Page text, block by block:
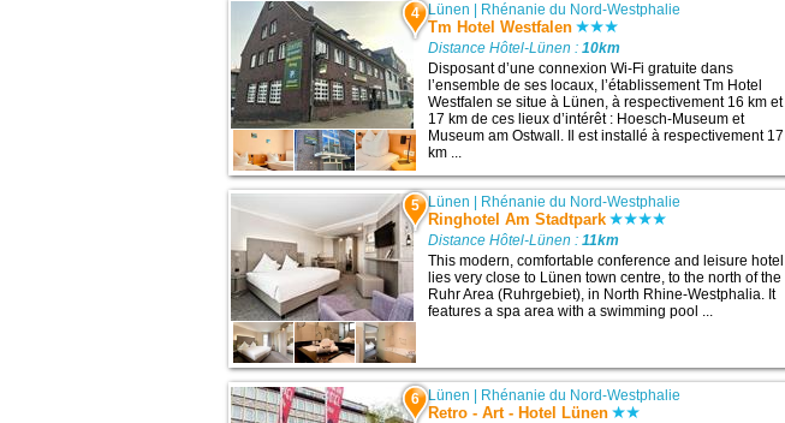
4 Lünen Rhénanie du Nord-Westphalie
Tm Hotel Westfalen
Distance Hôtel-Lünen :10km
Disposant d’une connexion Wi-Fi gratuite dans
l’ensemble de ses locaux, l’établissement Tm Hotel
Westfalen se situe à Lünen, à respectivement 16 km et
17 km de ces lieux d’intérêt : Hoesch-Museum et
Museum am Ostwall. Il est installé à respectivement 17
km ...
5 Lünen Rhénanie du Nord-Westphalie
Ringhotel Am Stadtpark
Distance Hôtel-Lünen :11km
This modern, comfortable conference and leisure hotel
lies very close to Lünen town centre, to the north of the
Ruhr Area (Ruhrgebiet), in North Rhine-Westphalia. It
features a spa area with a swimming pool ...
6 Lünen | Rhénanie du Nord-Westphalie
Retro - Art - Hotel Lünen